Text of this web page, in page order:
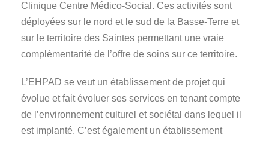
Clinique Centre Médico-Social. Ces activités sont
déployées sur le nord et le sud de la Basse-Terre et
sur le territoire des Saintes permettant une vraie
complémentarité de l’offre de soins sur ce territoire.
L’EHPAD se veut un établissement de projet qui
évolue et fait évoluer ses services en tenant compte
de l’environnement culturel et sociétal dans lequel il
est implanté. C’est également un établissement